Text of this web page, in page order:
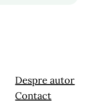
Despre autor
Contact